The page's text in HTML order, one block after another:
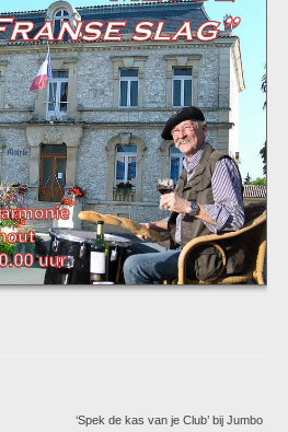
‘Spek de kas van je Club’ bij Jumbo